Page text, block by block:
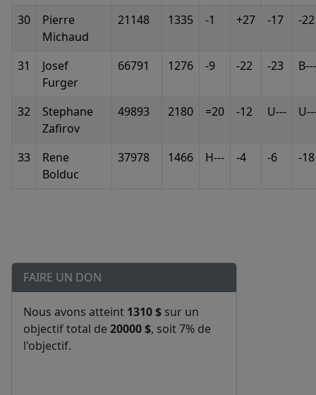
30
Pierre
Michaud
21148 1335 -1 +27 -17 -22
31
Josef
Furger
66791 1276 -9 -22 -23 B---
32
Stephane
Zafirov
49893 2180 =20 -12 U---
33
Rene
Bolduc
37978 1466 H--- -4 -6 -18
FAIRE UN DON
Nous avons atteint 1310 $ sur un
objectif total de 20000 $, soit 7% de
l'objectif.